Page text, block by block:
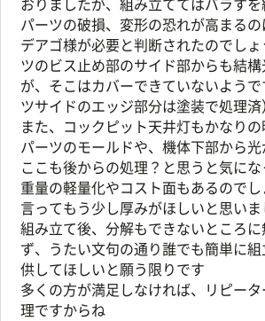
パーツの破損、変形の恐れが高まる
デアゴ様が必要と判断されたのでし
ツのビス止め部のサイド部からも結
が、そこはカバーできていないよう
ツサイドのエッジ部分は塗装で処理済）
また、コックピット天井灯もかなり
パーツのモールドや、機体下部から
ここも後からの処理？と思うと気に
重量の軽量化やコスト面もあるので
言ってもう少し厚みがほしいと思いま
組み立て後、分解もできないところ
ず、うたい文句の通り誰でも簡単に
供してほしいと願う限りです
多くの方が満足しなければ、リピー
理ですからね